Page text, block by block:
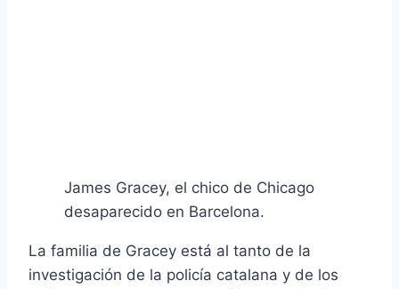
James Gracey, el chico de Chicago
desaparecido en Barcelona.
La familia de Gracey está al tanto de la
investigación de la policía catalana y de los